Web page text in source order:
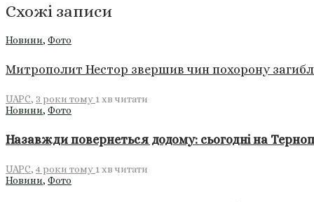
Схожі записи
Новини, Фото
Митрополит Нестор звершив чин похорону
UAPC, 3 роки тому 1 хв читати
Новини, Фото
Назавжди повернеться додому: сьогодні на
UAPC, 4 роки тому 1 хв читати
Новини, Фото